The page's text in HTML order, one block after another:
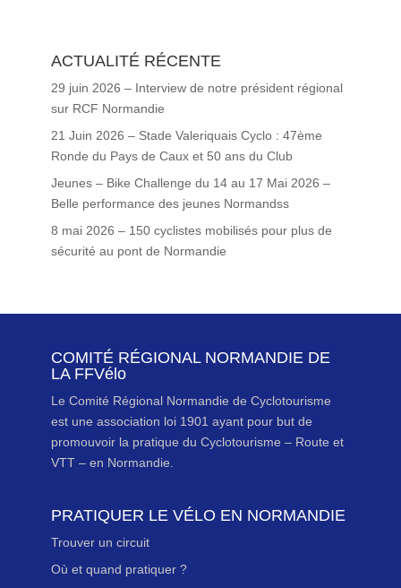
ACTUALITÉ RÉCENTE
29 juin 2026 – Interview de notre président régional
sur RCF Normandie
21 Juin 2026 – Stade Valeriquais Cyclo : 47ème
Ronde du Pays de Caux et 50 ans du Club
Jeunes – Bike Challenge du 14 au 17 Mai 2026 –
Belle performance des jeunes Normandss
8 mai 2026 – 150 cyclistes mobilisés pour plus de
sécurité au pont de Normandie
COMITÉ RÉGIONAL NORMANDIE DE
LA FFVélo
Le Comité Régional Normandie de Cyclotourisme
est une association loi 1901 ayant pour but de
promouvoir la pratique du Cyclotourisme – Route et
VTT – en Normandie.
PRATIQUER LE VÉLO EN NORMANDIE
Trouver un circuit
Où et quand pratiquer ?